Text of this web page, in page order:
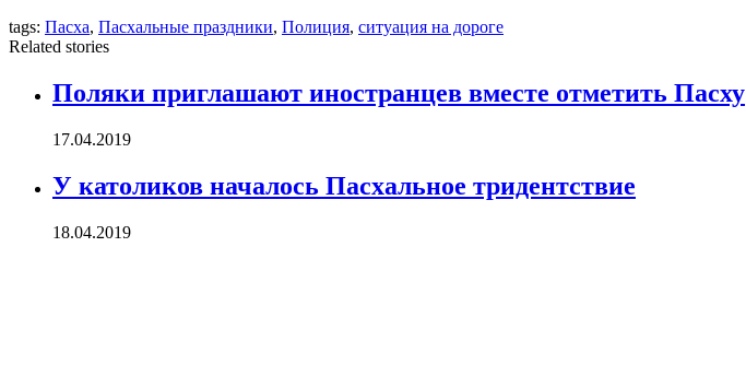
tags: Пасха, Пасхальные праздники, Полиция, ситуация на дороге
Related stories
Поляки приглашают иностранцев вместе отметить Пасху
17.04.2019
У католиков началось Пасхальное тридентствие
18.04.2019